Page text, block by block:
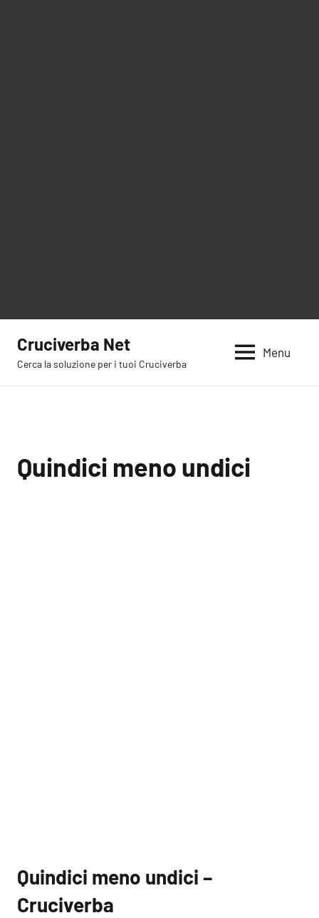
contenuto
Cruciverba Net
Cerca la soluzione per i tuoi Cruciverba
Menu
Quindici meno undici
Quindici meno undici –
Cruciverba